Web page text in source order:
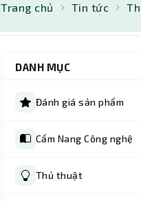
Trang chủ Tin tức
DANH MỤC
Đánh giá sản phẩm
Cẩm Nang Công nghệ
Thủ thuật